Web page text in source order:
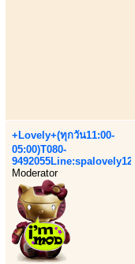
+Lovely+(ทุกวัน11:00-
05:00)T080-
9492055Line:spalovely123
Moderator